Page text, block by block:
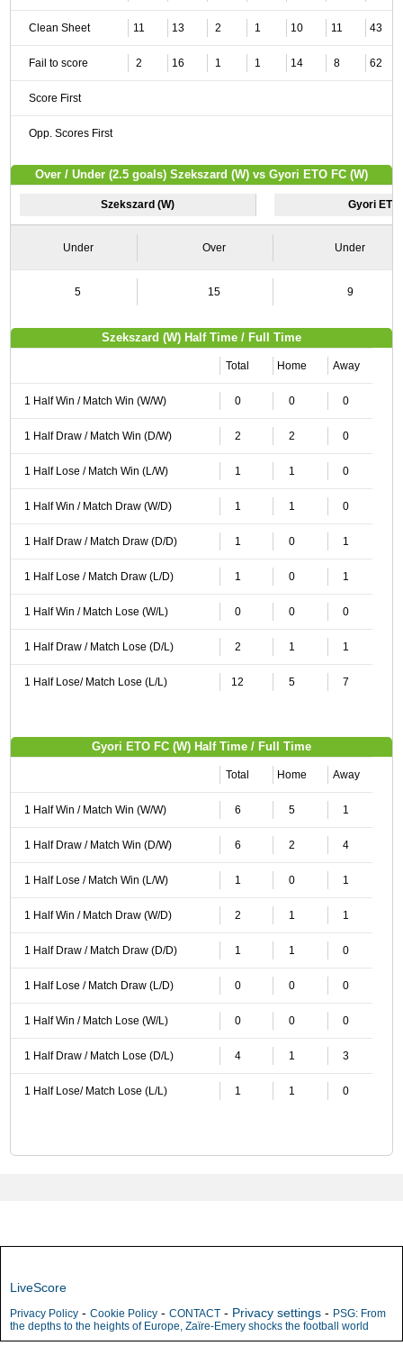
Clean Sheet 11 13 2 1 10 11 43
Fail to score 2 16 1 1 14 8 62
Score First
Opp. Scores First
Over / Under (2.5 goals) Szekszard (W) vs Gyori ETO FC (W)
Szekszard (W) Gyori ETO
Under Over Under
5 15 9
Szekszard (W) Half Time / Full Time
Total Home Away
1 Half Win / Match Win (W/W) 0 0 0
1 Half Draw / Match Win (D/W) 2 2 0
1 Half Lose / Match Win (L/W) 1 1 0
1 Half Win / Match Draw (W/D) 1 1 0
1 Half Draw / Match Draw (D/D) 1 0 1
1 Half Lose / Match Draw (L/D) 1 0 1
1 Half Win / Match Lose (W/L) 0 0 0
1 Half Draw / Match Lose (D/L) 2 1 1
1 Half Lose/ Match Lose (L/L) 12 5 7
Gyori ETO FC (W) Half Time / Full Time
Total Home Away
1 Half Win / Match Win (W/W) 6 5 1
1 Half Draw / Match Win (D/W) 6 2 4
1 Half Lose / Match Win (L/W) 1 0 1
1 Half Win / Match Draw (W/D) 2 1 1
1 Half Draw / Match Draw (D/D) 1 1 0
1 Half Lose / Match Draw (L/D) 0 0 0
1 Half Win / Match Lose (W/L) 0 0 0
1 Half Draw / Match Lose (D/L) 4 1 3
1 Half Lose/ Match Lose (L/L) 1 1 0
LiveScore
Privacy Policy - Cookie Policy - CONTACT - Privacy settings - PSG: From
the depths to the heights of Europe, Zaïre-Emery shocks the football world